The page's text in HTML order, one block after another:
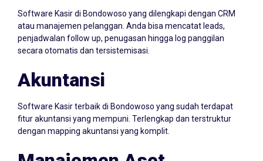
atau manajemen pelanggan. Anda bisa mencatat leads,
penjadwalan follow up, penugasan hingga log panggilan
secara otomatis dan tersistemisasi.
Akuntansi
fitur akuntansi yang mempuni. Terlengkap dan terstruktur
dengan mapping akuntansi yang komplit.
Manajemen Aset